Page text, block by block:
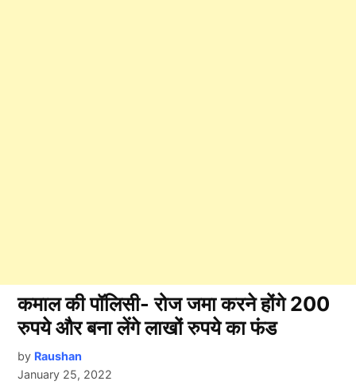
कमाल की पॉलिसी- रोज जमा करने होंगे 200
रुपये और बना लेंगे लाखों रुपये का फंड
by Raushan
January 25, 2022